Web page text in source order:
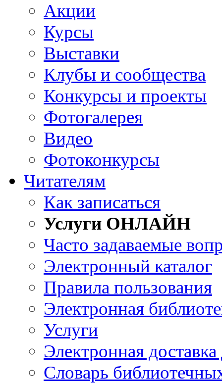
Акции
Курсы
Выставки
Клубы и сообщества
Конкурсы и проекты
Фотогалерея
Видео
Фотоконкурсы
Читателям
Как записаться
Услуги ОНЛАЙН
Часто задаваемые
Электронный каталог
Правила пользования
Электронная
Услуги
Электронная
Словарь